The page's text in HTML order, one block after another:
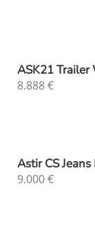
ASK21 Trailer
8.888€
Astir CS
9.000€